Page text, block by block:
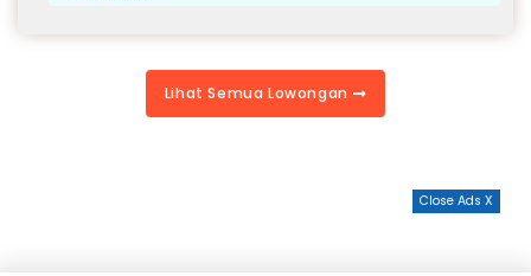
Lihat Semua Lowongan
Close Ads X